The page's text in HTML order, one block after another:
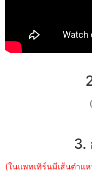
3.
(ในแพทเทิร์นมีเส้นตำแ